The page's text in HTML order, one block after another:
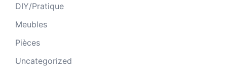
DIY/Pratique
Meubles
Pièces
Uncategorized